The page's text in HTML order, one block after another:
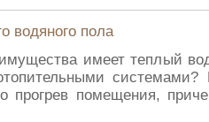
водяного пола
имеет теплый
системами?
прогрев помещения,